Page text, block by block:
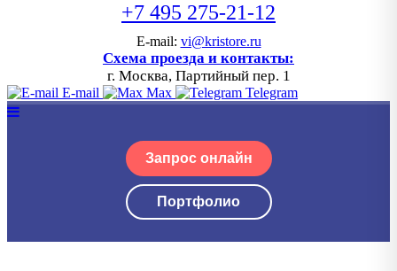
+7 495 275-21-12
E-mail: vi@kristore.ru
Схема проезда и контакты:
г. Москва, Партийный пер. 1
E-mail Max Telegram
Запрос онлайн
Портфолио